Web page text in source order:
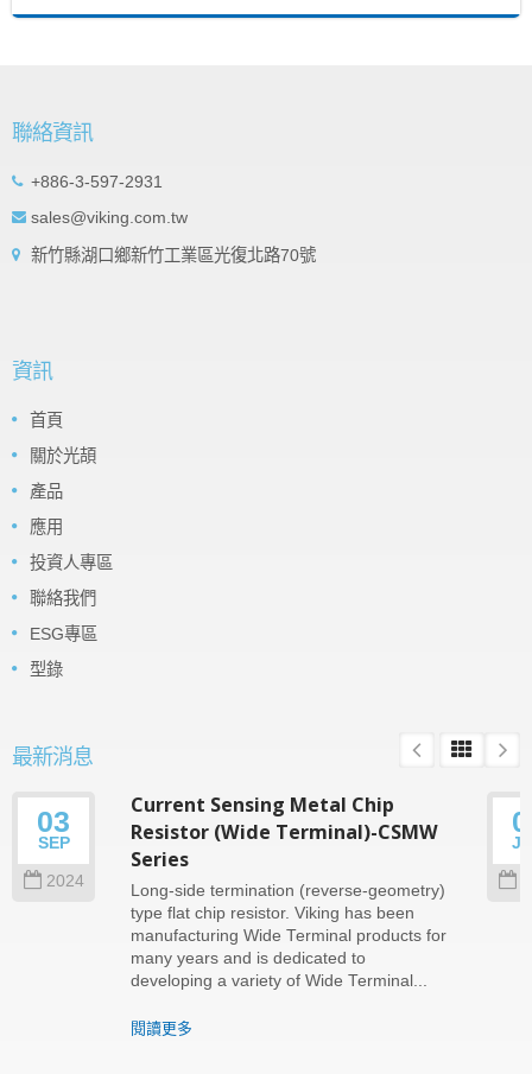
聯絡資訊
+886-3-597-2931
sales@viking.com.tw
新竹縣湖口鄉新竹工業區光復北路70號
資訊
首頁
關於光頡
產品
應用
投資人專區
聯絡我們
ESG專區
型錄
最新消息
03
SEP
2024
Current Sensing Metal Chip
Resistor (Wide Terminal)-CSMW
Series
Long-side termination (reverse-geometry)
type flat chip resistor. Viking has been
manufacturing Wide Terminal products for
many years and is dedicated to
developing a variety of Wide Terminal...
閱讀更多